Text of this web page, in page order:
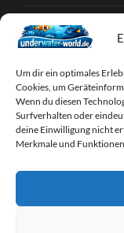
Um dir ein optimales
Cookies, um
Wenn du diesen
Surfverhalten oder
deine Einwilligung nicht
Merkmale und
Einkaufstipps
Krankheiten und
Tipps & Tricks